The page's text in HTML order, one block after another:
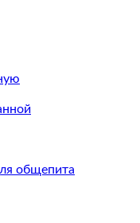
общепита